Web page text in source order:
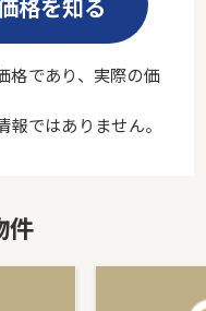
格であり、実際の価
ではありません。
件